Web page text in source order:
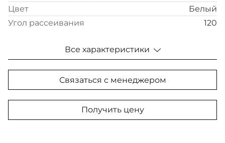
Цвет
Белый
Угол рассеивания
120
Все характеристики
Связаться с менеджером
Получить цену